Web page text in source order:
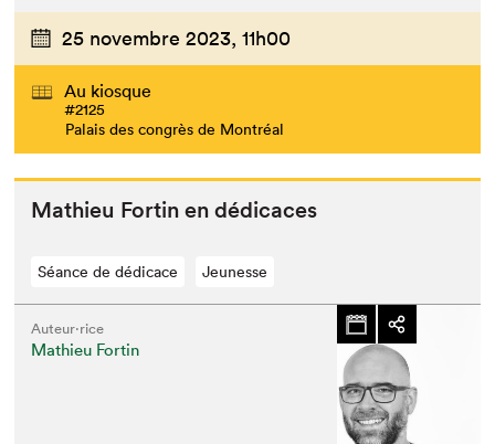
25 novembre 2023, 11h00
Au kiosque
#2125
Palais des congrès de Montréal
Math­ieu Fortin en dédicaces
Séance de dédicace Jeunesse
Auteur·rice
Mathieu Fortin